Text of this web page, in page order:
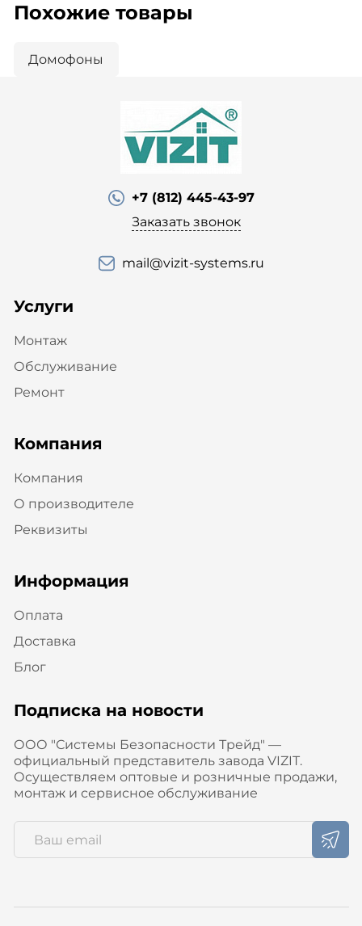
Похожие товары
Домофоны
+7 (812) 445-43-97
Заказать звонок
mail@vizit-systems.ru
Услуги
Монтаж
Обслуживание
Ремонт
Компания
Компания
О производителе
Реквизиты
Информация
Оплата
Доставка
Блог
Подписка на новости
ООО "Системы Безопасности Трейд" —
официальный представитель завода VIZIT.
Осуществляем оптовые и розничные продажи,
монтаж и сервисное обслуживание